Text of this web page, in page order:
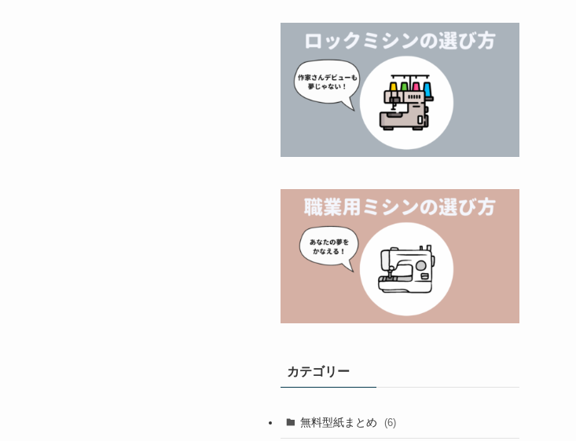
カテゴリー
無料型紙まとめ (6)